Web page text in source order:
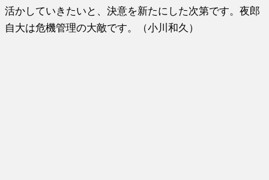
活かしていきたいと、決意を新たにした次第です。夜郎
自大は危機管理の大敵です。（小川和久）